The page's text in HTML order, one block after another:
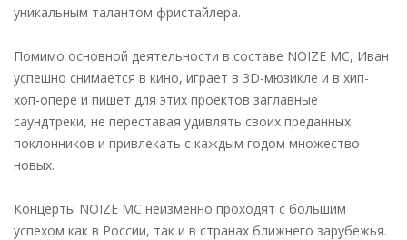
уникальным талантом фристайлера.
Помимо основной деятельности в составе NOIZE MC, Иван
успешно снимается в кино, играет в 3D-мюзикле и в хип-
хоп-опере и пишет для этих проектов заглавные
саундтреки, не переставая удивлять своих преданных
поклонников и привлекать с каждым годом множество
новых.
Концерты NOIZE MC неизменно проходят с большим
успехом как в России, так и в странах ближнего зарубежья.